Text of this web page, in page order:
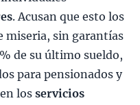
. Acusan que esto los
miseria, sin garantías
de su último sueldo,
para pensionados y
losservicios